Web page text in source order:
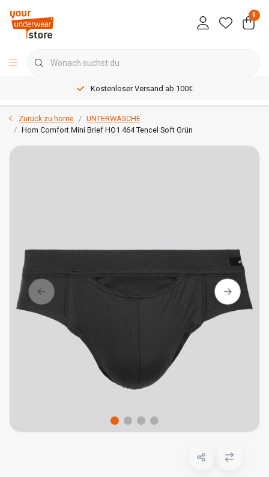
0
Kostenloser Versand ab 100€
Zurück zu home
UNTERWÄSCHE
Hom Comfort Mini Brief HO1 464 Tencel Soft Grün